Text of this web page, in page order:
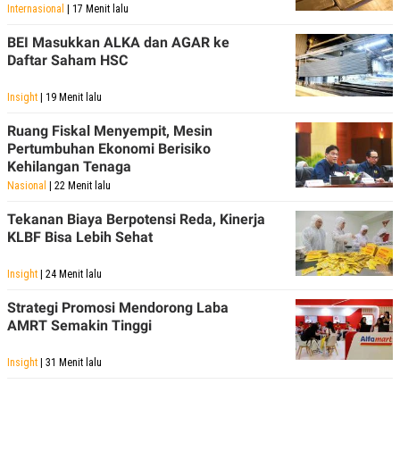
Internasional | 17 Menit lalu
BEI Masukkan ALKA dan AGAR ke
Daftar Saham HSC
Insight | 19 Menit lalu
Ruang Fiskal Menyempit, Mesin
Pertumbuhan Ekonomi Berisiko
Kehilangan Tenaga
Nasional | 22 Menit lalu
Tekanan Biaya Berpotensi Reda, Kinerja
KLBF Bisa Lebih Sehat
Insight | 24 Menit lalu
Strategi Promosi Mendorong Laba
AMRT Semakin Tinggi
Insight | 31 Menit lalu